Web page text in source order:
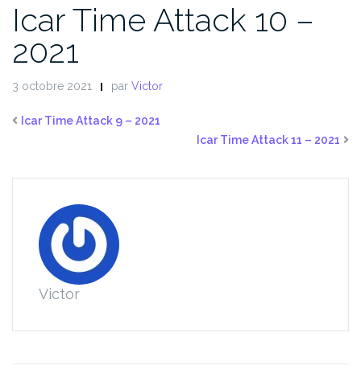
Icar Time Attack 10 –
2021
3 octobre 2021 par Victor
Icar Time Attack 9 – 2021
Icar Time Attack 11 – 2021
Victor